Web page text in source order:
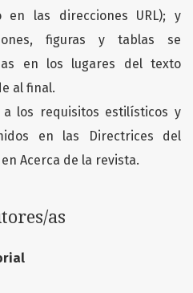
en las direcciones URL); y
figuras y tablas se
en los lugares del texto
al final.
los requisitos estilísticos y
en las Directrices del
Acerca de la revista.
as